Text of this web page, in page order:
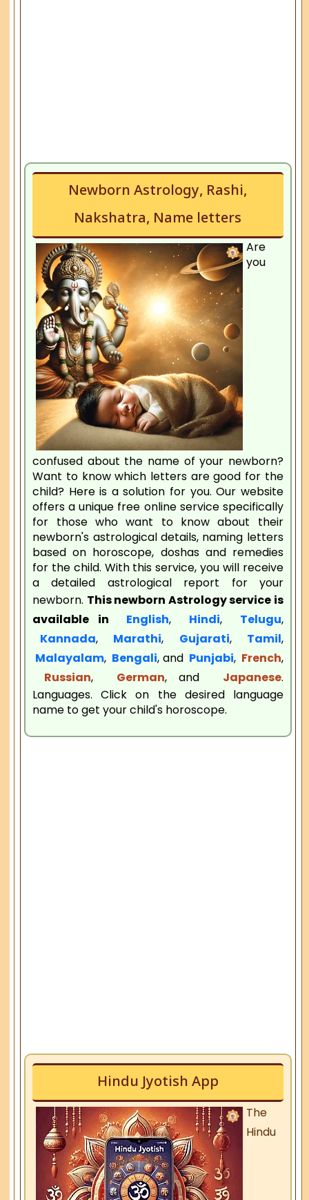
Newborn Astrology, Rashi,
Nakshatra, Name letters
Are
you
confused about the name of your newborn?
Want to know which letters are good for the
child? Here is a solution for you. Our website
offers a unique free online service specifically
for those who want to know about their
newborn's astrological details, naming letters
based on horoscope, doshas and remedies
for the child. With this service, you will receive
a detailed astrological report for your
newborn. This newborn Astrology service is
available in
English, Hindi, Telugu,
Kannada, Marathi, Gujarati, Tamil,
Malayalam, Bengali, and Punjabi, French,
Russian, German, and Japanese.
Languages. Click on the desired language
name to get your child's horoscope.
Hindu Jyotish App
The
Hindu